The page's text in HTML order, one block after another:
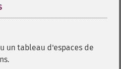
un tableau d'espaces de